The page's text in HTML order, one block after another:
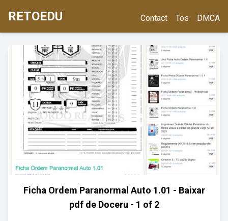
RETOEDU Contact Tos DMCA
Ficha Ordem Paranormal Auto 1.01 - Baixar
pdf de Doceru - 1 of 2